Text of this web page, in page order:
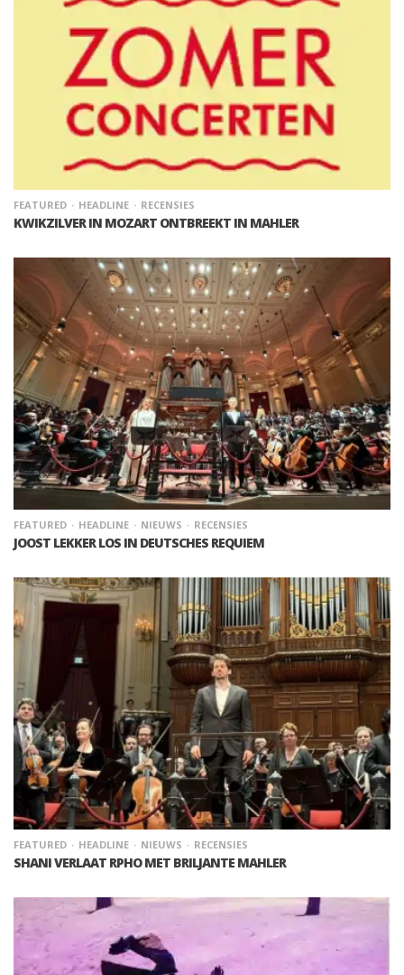
FEATURED HEADLINE RECENSIES
KWIKZILVER IN MOZART ONTBREEKT IN MAHLER
FEATURED HEADLINE NIEUWS RECENSIES
JOOST LEKKER LOS IN DEUTSCHES REQUIEM
FEATURED HEADLINE NIEUWS RECENSIES
SHANI VERLAAT RPHO MET BRILJANTE MAHLER